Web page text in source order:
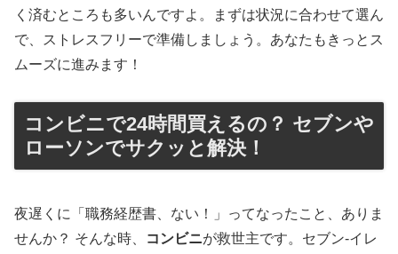
く済むところも多いんですよ。まずは状況に合わせて選ん
で、ストレスフリーで準備しましょう。あなたもきっとス
ムーズに進みます！
コンビニで24時間買えるの？ セブンや
ローソンでサクッと解決！
夜遅くに「職務経歴書、ない！」ってなったこと、ありま
せんか？ そんな時、
コンビニが救世主です。セブン-イレ